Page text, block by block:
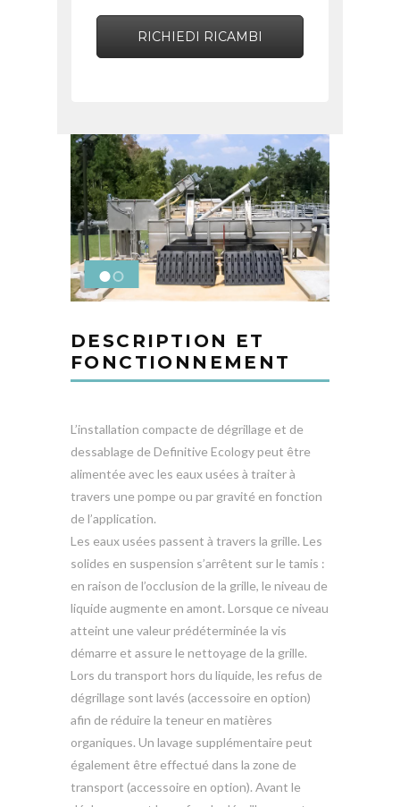
RICHIEDI RICAMBI
DESCRIPTION ET
FONCTIONNEMENT
L’installation compacte de dégrillage et de
dessablage de Definitive Ecology peut être
alimentée avec les eaux usées à traiter à
travers une pompe ou par gravité en fonction
de l’application.
Les eaux usées passent à travers la grille. Les
solides en suspension s’arrêtent sur le tamis :
en raison de l’occlusion de la grille, le niveau de
liquide augmente en amont. Lorsque ce niveau
atteint une valeur prédéterminée la vis
démarre et assure le nettoyage de la grille.
Lors du transport hors du liquide, les refus de
dégrillage sont lavés (accessoire en option)
afin de réduire la teneur en matières
organiques. Un lavage supplémentaire peut
également être effectué dans la zone de
transport (accessoire en option). Avant le